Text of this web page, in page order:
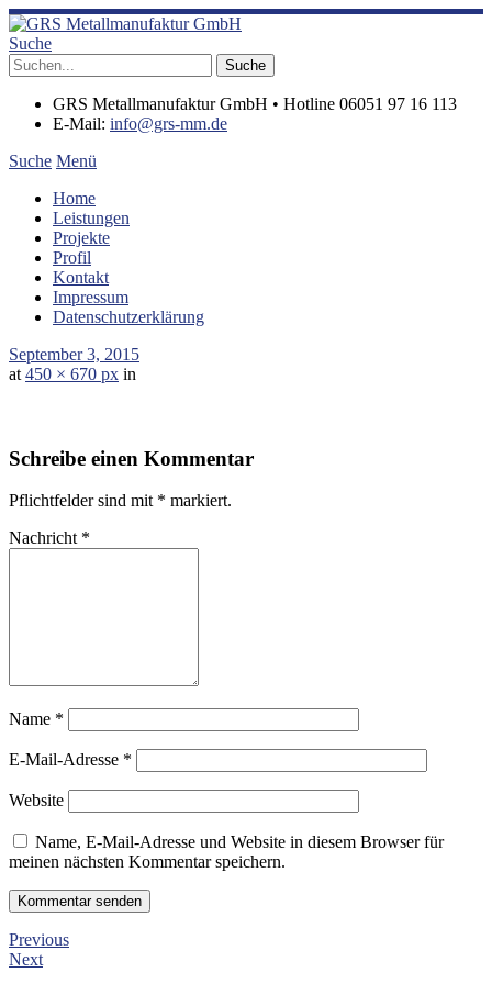
Suche
GRS Metallmanufaktur GmbH • Hotline 06051 97 16 113
E-Mail: info@grs-mm.de
Suche Menü
Home
Leistungen
Projekte
Profil
Kontakt
Impressum
Datenschutzerklärung
September 3, 2015
at 450 × 670 px in
Schreibe einen Kommentar
Pflichtfelder sind mit * markiert.
Nachricht *
Name *
E-Mail-Adresse *
Website
Name, E-Mail-Adresse und Website in diesem Browser für
meinen nächsten Kommentar speichern.
Previous
Next